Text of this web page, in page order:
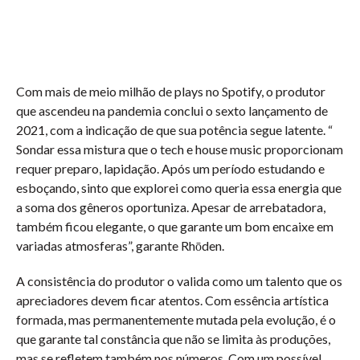
Com mais de meio milhão de plays no Spotify, o produtor
que ascendeu na pandemia conclui o sexto lançamento de
2021, com a indicação de que sua potência segue latente. “
Sondar essa mistura que o tech e house music proporcionam
requer preparo, lapidação. Após um período estudando e
esboçando, sinto que explorei como queria essa energia que
a soma dos gêneros oportuniza. Apesar de arrebatadora,
também ficou elegante, o que garante um bom encaixe em
variadas atmosferas”, garante Rhōden.
A consistência do produtor o valida como um talento que os
apreciadores devem ficar atentos. Com essência artística
formada, mas permanentemente mutada pela evolução, é o
que garante tal constância que não se limita às produções,